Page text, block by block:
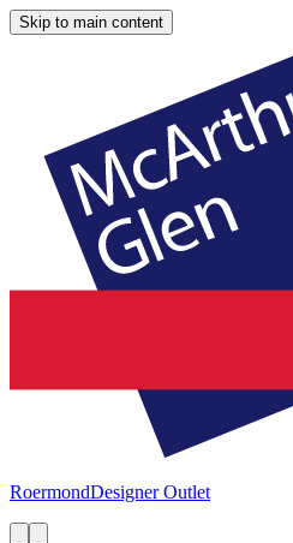
Skip to main content
RoermondDesigner Outlet